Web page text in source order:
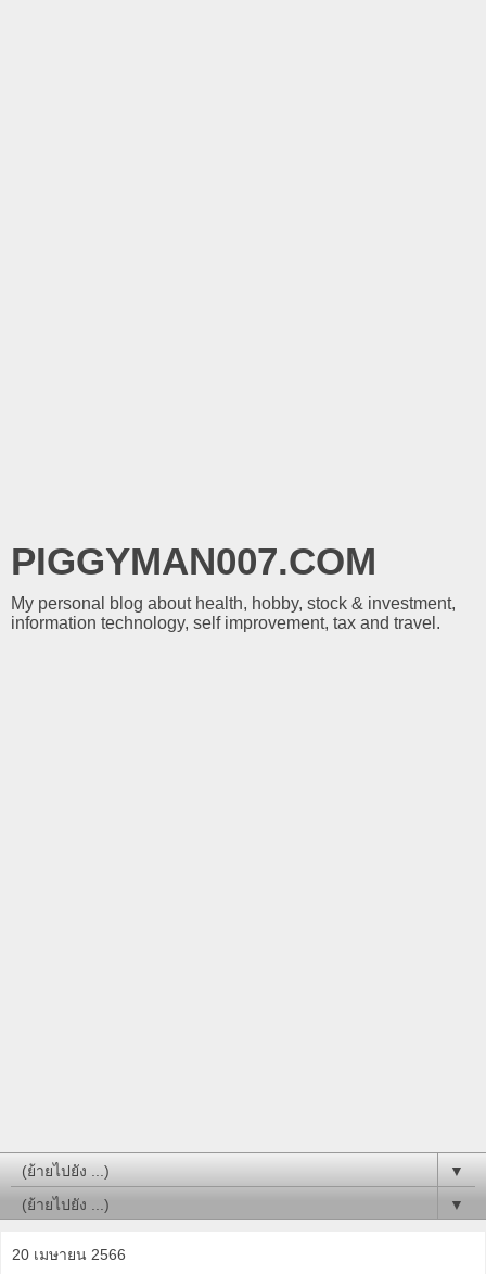
PIGGYMAN007.COM
My personal blog about health, hobby, stock & investment,
information technology, self improvement, tax and travel.
▼
▼
20 เมษายน 2566